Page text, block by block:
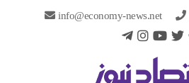
info@economy-news.net